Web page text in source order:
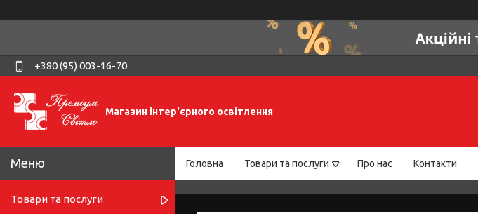
+380 (95) 003-16-70
Магазин інтер'єрного освітлення
Головна Товари та послуги Про нас Контакти
Товари та послуги